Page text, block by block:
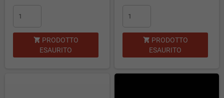
 PRODOTTO
ESAURITO
 PRODOTTO
ESAURITO